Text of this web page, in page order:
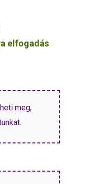
elfogadás
meg,